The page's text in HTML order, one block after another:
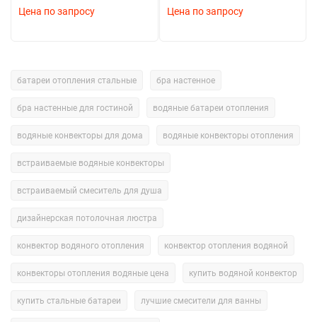
Цена по запросу Цена по запросу
батареи отопления стальные бра настенное
бра настенные для гостиной водяные батареи отопления
водяные конвекторы для дома водяные конвекторы отопления
встраиваемые водяные конвекторы
встраиваемый смеситель для душа
дизайнерская потолочная люстра
конвектор водяного отопления конвектор отопления водяной
конвекторы отопления водяные цена купить водяной конвектор
купить стальные батареи лучшие смесители для ванны